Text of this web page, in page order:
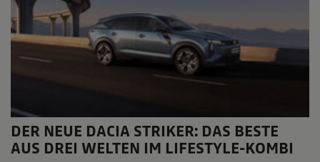
DER NEUE DACIA STRIKER: DAS BESTE
AUS DREI WELTEN IM LIFESTYLE-KOMBI